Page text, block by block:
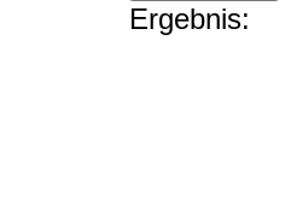
Ergebnis: